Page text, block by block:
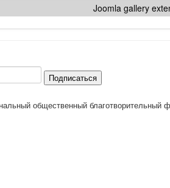
Joomla gallery
Подписаться
общественный благотворительный